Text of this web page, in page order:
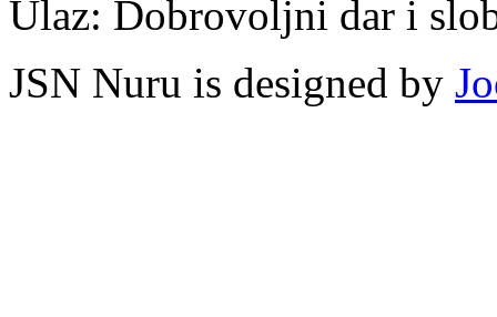
Ulaz: Dobrovoljni dar i
JSN Nuru is designed by